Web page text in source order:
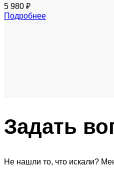
5 980 ₽
Подробнее
Задать
Не нашли то, что искали?